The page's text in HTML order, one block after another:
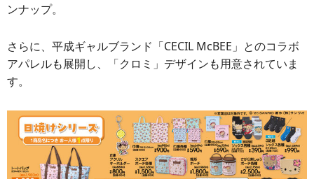
ンナップ。
さらに、平成ギャルブランド「CECIL McBEE」とのコラボ
アパレルも展開し、「クロミ」デザインも用意されていま
す。